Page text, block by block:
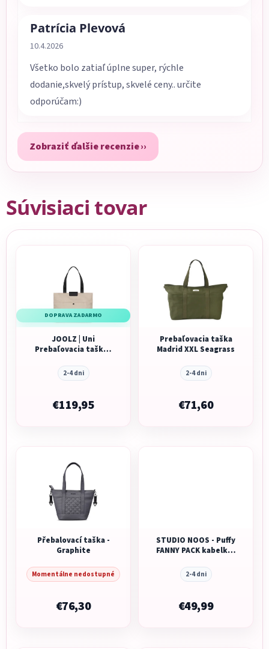
Patrícia Plevová
Hodnotenie obchodu je 5 z 5 hviezdičiek.
10.4.2026
Všetko bolo zatiaľ úplne super, rýchle
dodanie,skvelý prístup, skvelé ceny.. určite
odporúčam:)
Zobraziť ďalšie recenzie
Súvisiaci tovar
DOPRAVA ZADARMO
JOOLZ | Uni
Prebaľovacia taška -
2-4 dni
€119,95
Prebaľovacia taška
Madrid XXL Seagrass
2-4 dni
€71,60
Přebalovací taška -
Graphite
Momentálne nedostupné
€76,30
STUDIO NOOS - Puffy
FANNY PACK kabelka |
2-4 dni
€49,99